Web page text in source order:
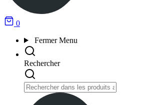
0
Fermer Menu
Rechercher